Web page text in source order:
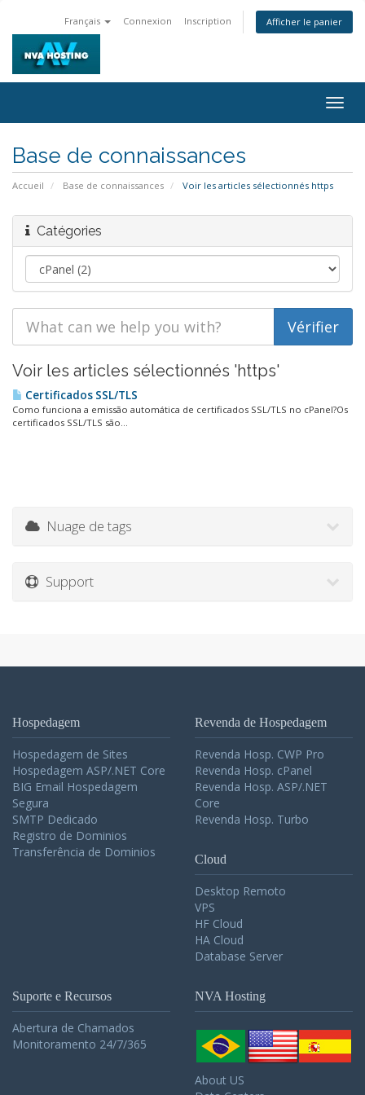
Français Connexion Inscription Afficher le panier
Base de connaissances
Accueil Base de connaissances Voir les articles sélectionnés https
Catégories
Voir les articles sélectionnés 'https'
Certificados SSL/TLS
Como funciona a emissão automática de certificados SSL/TLS no cPanel?Os
certificados SSL/TLS são...
Nuage de tags
Support
Hospedagem
Hospedagem de Sites
Hospedagem ASP/.NET Core
BIG Email Hospedagem
Segura
SMTP Dedicado
Registro de Dominios
Transferência de Dominios
Revenda de Hospedagem
Revenda Hosp. CWP Pro
Revenda Hosp. cPanel
Revenda Hosp. ASP/.NET
Core
Revenda Hosp. Turbo
Cloud
Desktop Remoto
VPS
HF Cloud
HA Cloud
Database Server
Suporte e Recursos
Abertura de Chamados
Monitoramento 24/7/365
NVA Hosting
About US